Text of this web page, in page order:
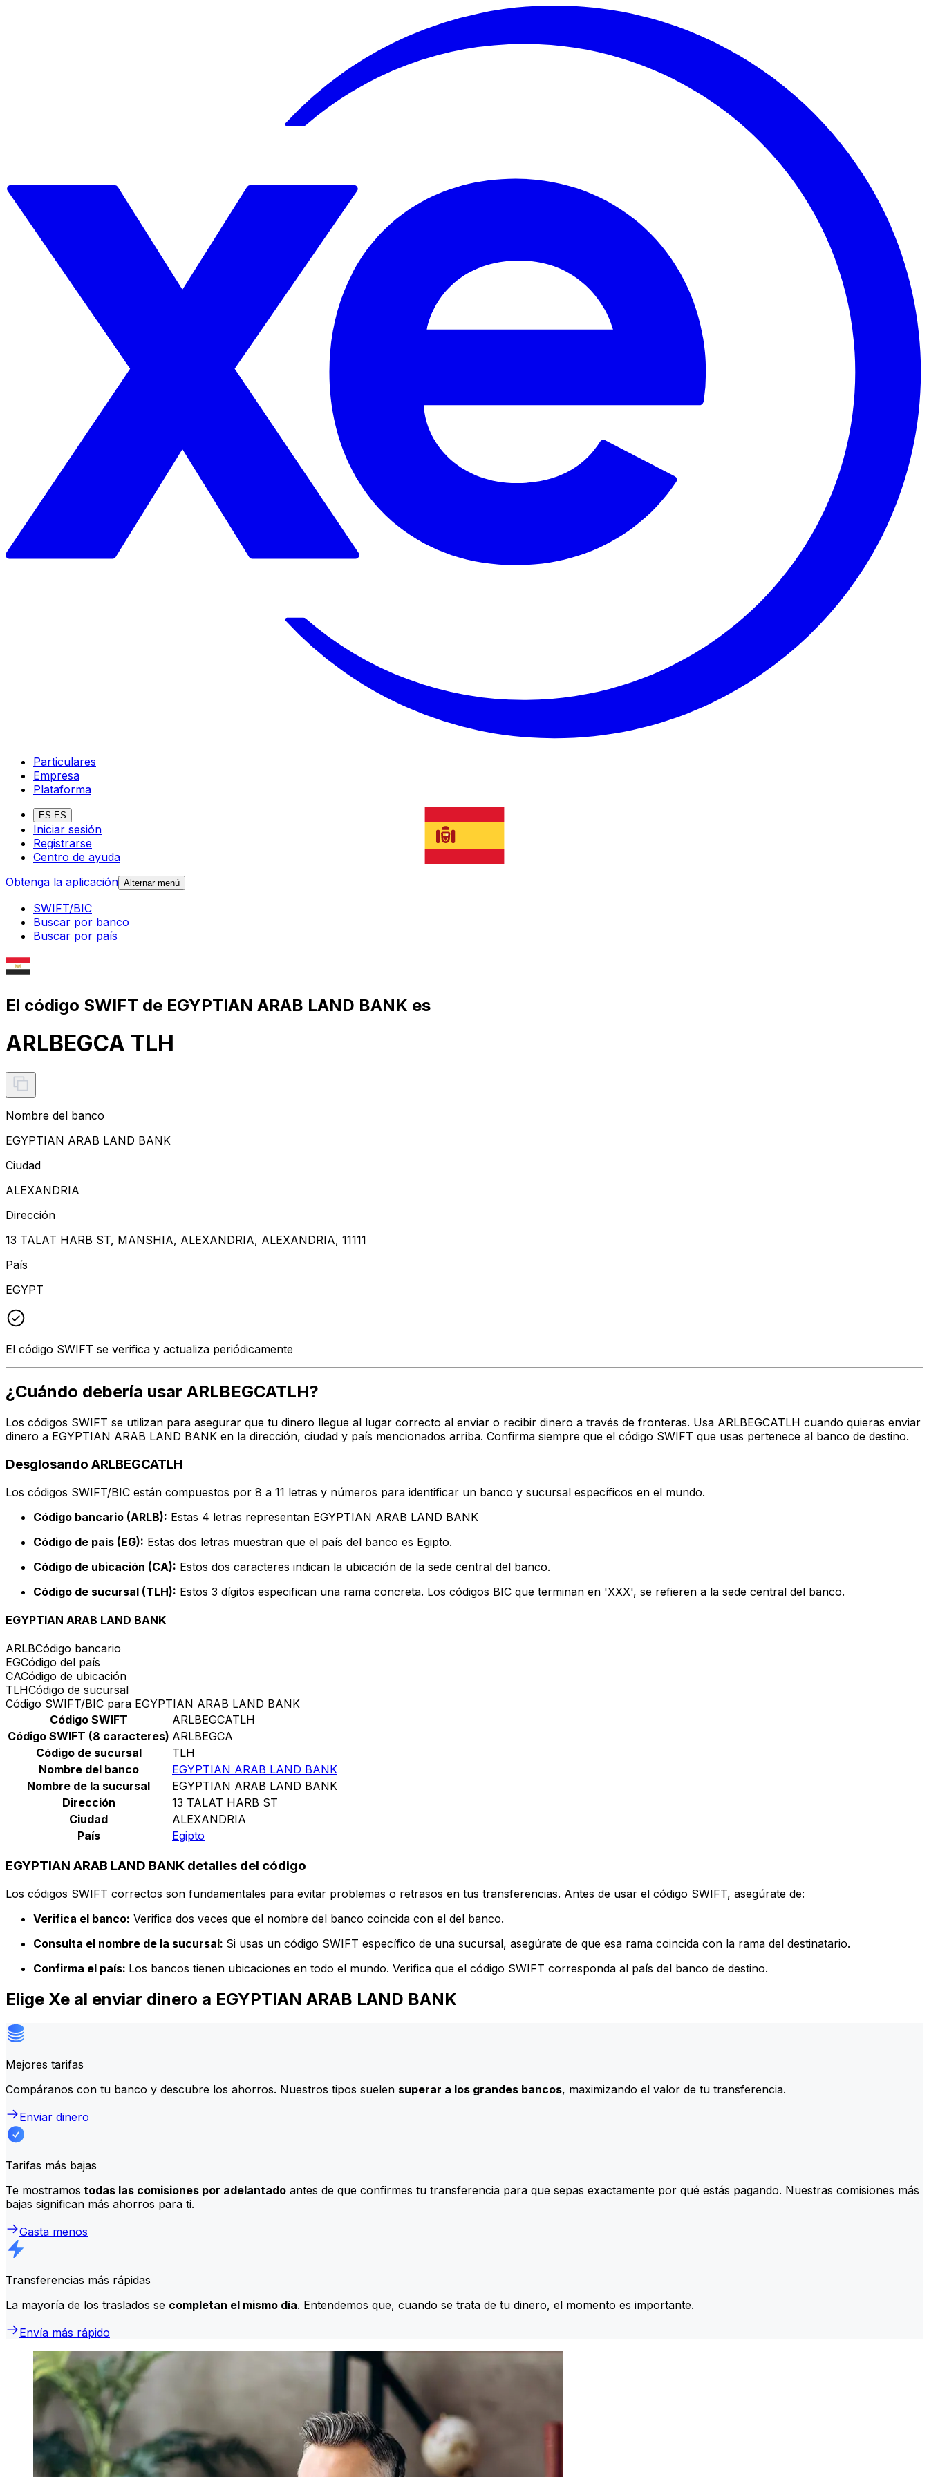
Particulares
Empresa
Plataforma
ES-ES
Iniciar sesión
Registrarse
Centro de ayuda
Obtenga la aplicación Alternar menú
SWIFT/BIC
Buscar por banco
Buscar por país
El código SWIFT de EGYPTIAN ARAB LAND BANK es
ARLBEGCA TLH
Nombre del banco
EGYPTIAN ARAB LAND BANK
Ciudad
ALEXANDRIA
Dirección
13 TALAT HARB ST, MANSHIA, ALEXANDRIA, ALEXANDRIA, 11111
País
EGYPT
El código SWIFT se verifica y actualiza periódicamente
¿Cuándo debería usar ARLBEGCATLH?
Los códigos SWIFT se utilizan para asegurar que tu dinero llegue al lugar correcto al enviar o recibir dinero a través de fronteras. Usa ARLBEGCATLH cuando quieras enviar
dinero a EGYPTIAN ARAB LAND BANK en la dirección, ciudad y país mencionados arriba. Confirma siempre que el código SWIFT que usas pertenece al banco de destino.
Desglosando ARLBEGCATLH
Los códigos SWIFT/BIC están compuestos por 8 a 11 letras y números para identificar un banco y sucursal específicos en el mundo.
Código bancario (ARLB): Estas 4 letras representan EGYPTIAN ARAB LAND BANK
Código de país (EG): Estas dos letras muestran que el país del banco es Egipto.
Código de ubicación (CA): Estos dos caracteres indican la ubicación de la sede central del banco.
Código de sucursal (TLH): Estos 3 dígitos especifican una rama concreta. Los códigos BIC que terminan en 'XXX', se refieren a la sede central del banco.
EGYPTIAN ARAB LAND BANK
ARLBCódigo bancario
EGCódigo del país
CACódigo de ubicación
TLHCódigo de sucursal
Código SWIFT/BIC para EGYPTIAN ARAB LAND BANK
Código SWIFT
ARLBEGCATLH
Código SWIFT (8 caracteres) ARLBEGCA
Código de sucursal
TLH
Nombre del banco
EGYPTIAN ARAB LAND BANK
Nombre de la sucursal
EGYPTIAN ARAB LAND BANK
Dirección
13 TALAT HARB ST
Ciudad
ALEXANDRIA
País
Egipto
EGYPTIAN ARAB LAND BANK detalles del código
Los códigos SWIFT correctos son fundamentales para evitar problemas o retrasos en tus transferencias. Antes de usar el código SWIFT, asegúrate de:
Verifica el banco: Verifica dos veces que el nombre del banco coincida con el del banco.
Consulta el nombre de la sucursal: Si usas un código SWIFT específico de una sucursal, asegúrate de que esa rama coincida con la rama del destinatario.
Confirma el país: Los bancos tienen ubicaciones en todo el mundo. Verifica que el código SWIFT corresponda al país del banco de destino.
Elige Xe al enviar dinero a EGYPTIAN ARAB LAND BANK
Mejores tarifas
Compáranos con tu banco y descubre los ahorros. Nuestros tipos suelen superar a los grandes bancos, maximizando el valor de tu transferencia.
Enviar dinero
Tarifas más bajas
Te mostramos todas las comisiones por adelantado antes de que confirmes tu transferencia para que sepas exactamente por qué estás pagando. Nuestras comisiones más
bajas significan más ahorros para ti.
Gasta menos
Transferencias más rápidas
La mayoría de los traslados se completan el mismo día. Entendemos que, cuando se trata de tu dinero, el momento es importante.
Envía más rápido